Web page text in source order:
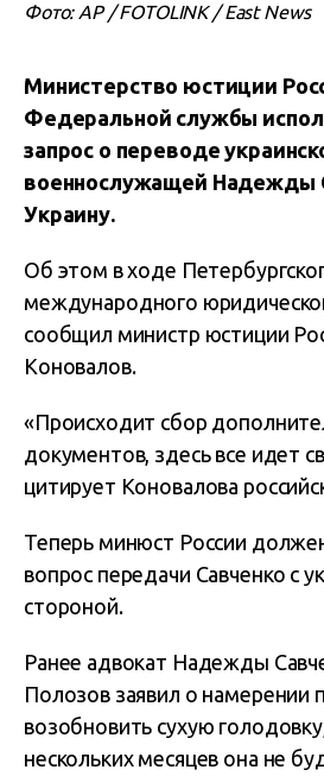
Фото: AP / FOTOLINK / East News
Министерство юстиции
Федеральной службы
запрос о переводе
военнослужащей Надежды
Украину.
Об этом в ходе
международного
сообщил министр юстиции
Коновалов.
«Происходит сбор
документов, здесь все идет
цитирует Коновалова
Теперь минюст России
вопрос передачи Савченко с
стороной.
Ранее адвокат Надежды
Полозов заявил о намерении
возобновить сухую
нескольких месяцев она не